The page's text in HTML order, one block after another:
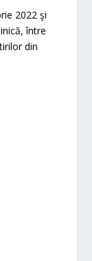
2022 şi
între
din